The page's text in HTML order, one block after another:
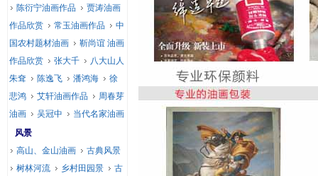
陈衍宁油画作品
贾涛油画
作品欣赏
常玉油画作品
中
国农村题材油画
靳尚谊 油画
作品欣赏
张大千
八大山人
朱耷
陈逸飞 潘鸿海
徐
悲鸿
艾轩油画作品
周春芽
油画
吴冠中
当代名家油画
风景
高山、金山油画
古典风景
树林河流
乡村田园景
古